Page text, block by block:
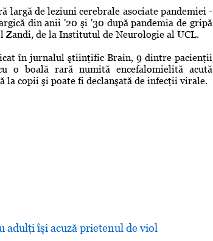
largă de leziuni cerebrale asociate pandemiei -
din anii '20 şi '30 după pandemia de gripă
de la Institutul de Neurologie al UCL.
în jurnalul ştiinţific Brain, 9 dintre pacienţii
o boală rară numită encefalomielită acută
la copii şi poate fi declanşată de infecţii virale.
adulţi îşi acuză prietenul de viol